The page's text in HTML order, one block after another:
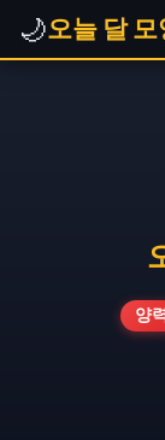
🌙오늘 달 모
양력